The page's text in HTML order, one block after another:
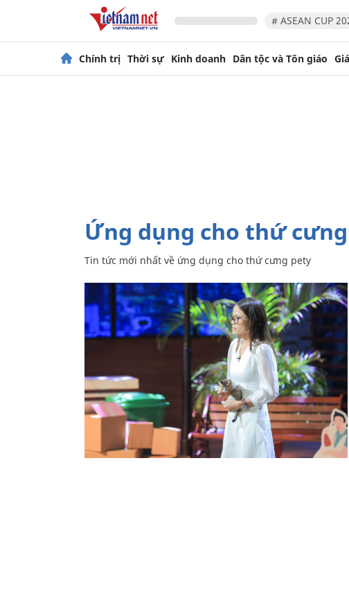
# ASEAN CUP
Chính trị Thời sự Kinh doanh Dân tộc và Tôn giáo
ứng dụng cho thứ
Tin tức mới nhất về ứng dụng cho thứ cưng pety